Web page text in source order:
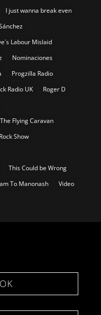
I just wanna break even
Labour Mislaid
Nominaciones
Progzilla Radio
Radio UK
Roger D
The Flying Caravan
Show
This Could be Wrong
To Manonash Video